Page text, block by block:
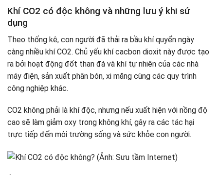
Khí CO2 có độc không và những lưu ý khi sử
dụng
Theo thống kê, con người đã thải ra bầu khí quyển ngày
càng nhiều khí CO2. Chủ yếu khí cacbon dioxit này được tạo
ra bởi hoạt động đốt than đá và khí tự nhiên của các nhà
máy điện, sản xuất phân bón, xi măng cùng các quy trình
công nghiệp khác.
CO2 không phải là khí độc, nhưng nếu xuất hiện với nồng độ
cao sẽ làm giảm oxy trong không khí, gây ra các tác hại
trực tiếp đến môi trường sống và sức khỏe con người.